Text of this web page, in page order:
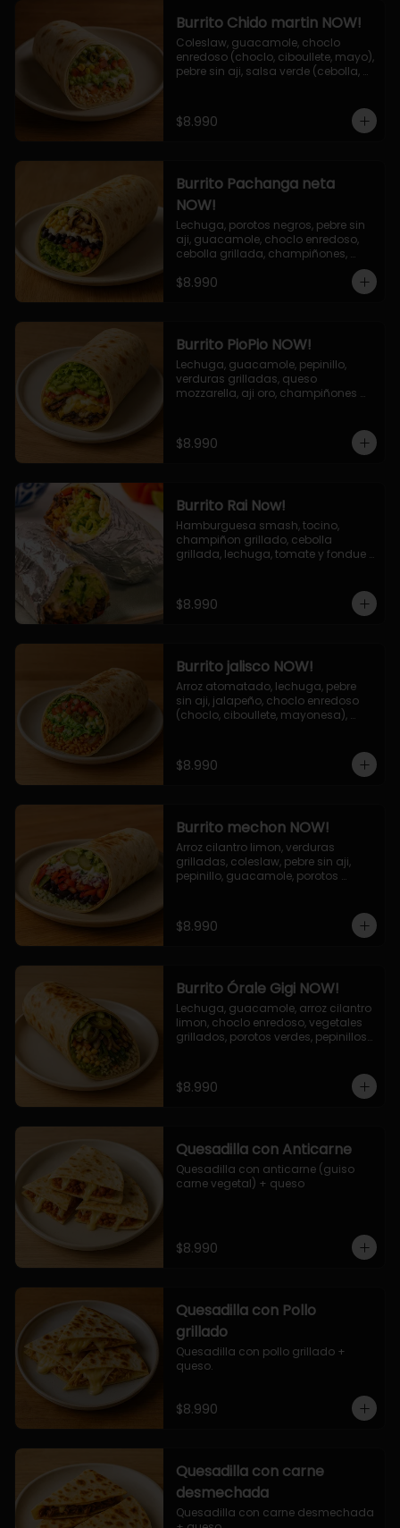
Burrito Chido martin NOW!
Coleslaw, guacamole, choclo
enredoso (choclo, ciboullete, mayo),
pebre sin aji, salsa verde (cebolla,
$8.990
Burrito Pachanga neta
NOW!
Lechuga, porotos negros, pebre sin
aji, guacamole, choclo enredoso,
cebolla grillada, champiñones,
$8.990
Burrito PioPio NOW!
Lechuga, guacamole, pepinillo,
verduras grilladas, queso
mozzarella, aji oro, champiñones
$8.990
Burrito Rai Now!
Hamburguesa smash, tocino,
champiñon grillado, cebolla
grillada, lechuga, tomate y fondue
$8.990
Burrito jalisco NOW!
Arroz atomatado, lechuga, pebre
sin aji, jalapeño, choclo enredoso
(choclo, ciboullete, mayonesa),
$8.990
Burrito mechon NOW!
Arroz cilantro limon, verduras
grilladas, coleslaw, pebre sin aji,
pepinillo, guacamole, porotos
$8.990
Burrito Órale Gigi NOW!
Lechuga, guacamole, arroz cilantro
limon, choclo enredoso, vegetales
grillados, porotos verdes, pepinillos
$8.990
Quesadilla con Anticarne
Quesadilla con anticarne (guiso
carne vegetal) + queso
$8.990
Quesadilla con Pollo
grillado
Quesadilla con pollo grillado +
queso.
$8.990
Quesadilla con carne
desmechada
Quesadilla con carne desmechada